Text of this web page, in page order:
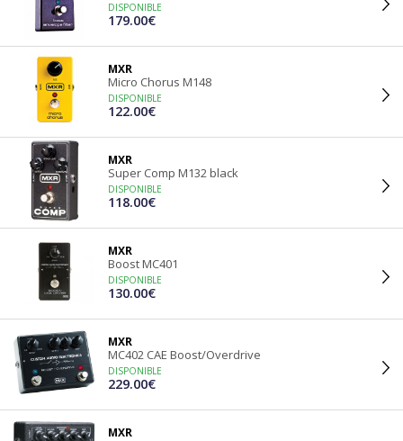
DISPONIBLE
179.00€
MXR
Micro Chorus M148
DISPONIBLE
122.00€
MXR
Super Comp M132 black
DISPONIBLE
118.00€
MXR
Boost MC401
DISPONIBLE
130.00€
MXR
MC402 CAE Boost/Overdrive
DISPONIBLE
229.00€
MXR